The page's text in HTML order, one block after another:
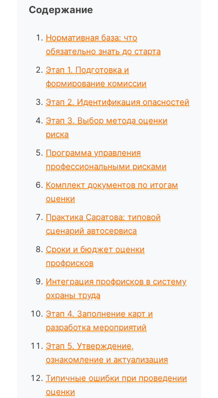
Содержание
Нормативная база: что
обязательно знать до старта
Этап 1. Подготовка и
формирование комиссии
Этап 2. Идентификация опасностей
Этап 3. Выбор метода оценки
риска
Программа управления
профессиональными рисками
Комплект документов по итогам
оценки
Практика Саратова: типовой
сценарий автосервиса
Сроки и бюджет оценки
профрисков
Интеграция профрисков в систему
охраны труда
Этап 4. Заполнение карт и
разработка мероприятий
Этап 5. Утверждение,
ознакомление и актуализация
Типичные ошибки при проведении
оценки